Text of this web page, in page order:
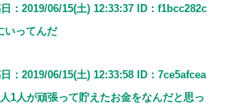
：2019/06/15(土) 12:33:37 ID：f1bcc282c
いってんだ
：2019/06/15(土) 12:33:58 ID：7ce5afcea
1人が頑張って貯えたお金をなんだと思っ